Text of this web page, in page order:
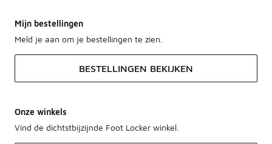
Mijn bestellingen
Meld je aan om je bestellingen te zien.
BESTELLINGEN BEKIJKEN
Onze winkels
Vind de dichtstbijzijnde Foot Locker winkel.